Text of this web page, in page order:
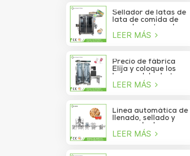
Sellador de latas de
lata de comida de
mar de contenedor
de vacío de sardina
LEER MÁS
Precio de fábrica
Elija y coloque los
brazos del robot
Delta para la bolsita
LEER MÁS
Línea automática de
llenado, sellado y
envasado de
alimentos para
LEER MÁS